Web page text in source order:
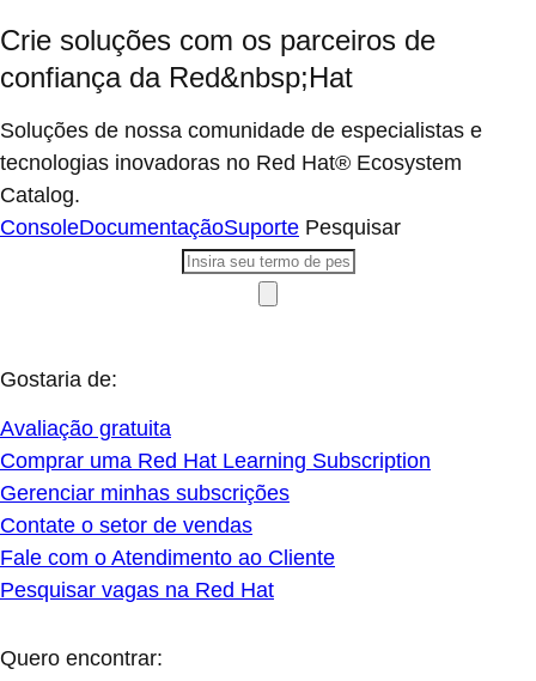
Crie soluções com os parceiros de
confiança da Red&nbsp;Hat
Soluções de nossa comunidade de especialistas e
tecnologias inovadoras no Red Hat® Ecosystem
Catalog.
ConsoleDocumentaçãoSuporte Pesquisar
Gostaria de:
Avaliação gratuita
Comprar uma Red Hat Learning Subscription
Gerenciar minhas subscrições
Contate o setor de vendas
Fale com o Atendimento ao Cliente
Pesquisar vagas na Red Hat
Quero encontrar: